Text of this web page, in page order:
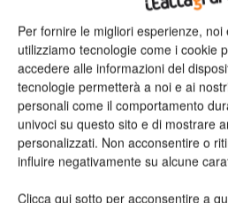
Per fornire le migliori esperienze,
utilizziamo tecnologie come i cookie
accedere alle informazioni del
tecnologie permetterà a noi e ai
personali come il comportamento
univoci su questo sito e di mostrare
personalizzati. Non acconsentire o
influire negativamente su alcune
Clicca qui sotto per acconsentire a
biodegradabili, disintegrabili, non
negativamente sulla qualità del
valutata misurando la conversione
compostabile in anidride carbonica.
e temporale è effettuata con un
La disintegrabilità è la
materiale nel compost finale. È
compostaggio su scala pilota. Il